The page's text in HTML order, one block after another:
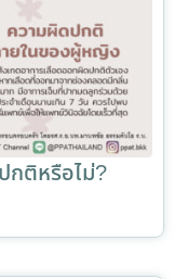
กติหรือไม่?